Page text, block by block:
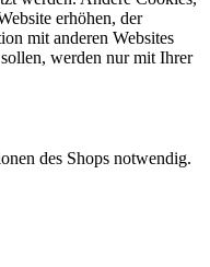
erhöhen, der
mit anderen Websites
werden nur mit Ihrer
des Shops notwendig.